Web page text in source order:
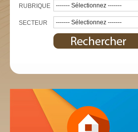
RUBRIQUE
SECTEUR